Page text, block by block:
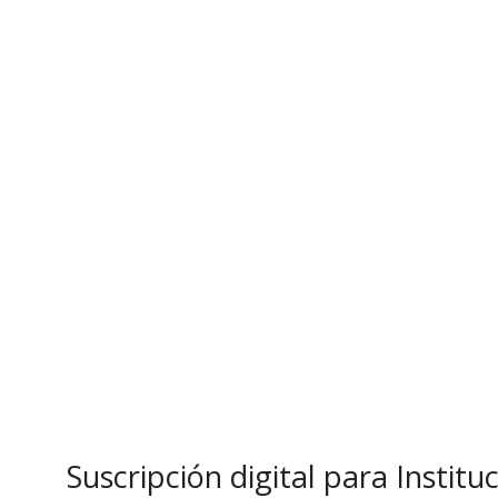
Suscripción digital para